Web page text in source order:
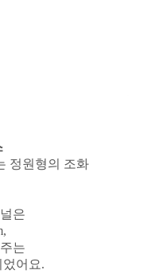
정원형의 조화
은
는
었어요.